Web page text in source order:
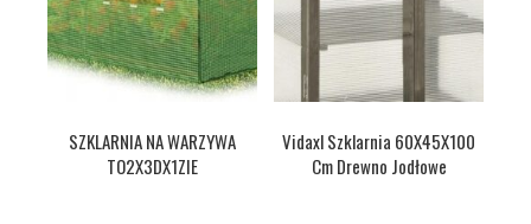
SZKLARNIA NA WARZYWA
TO2X3DX1ZIE
Vidaxl Szklarnia 60X45X100
Cm Drewno Jodłowe